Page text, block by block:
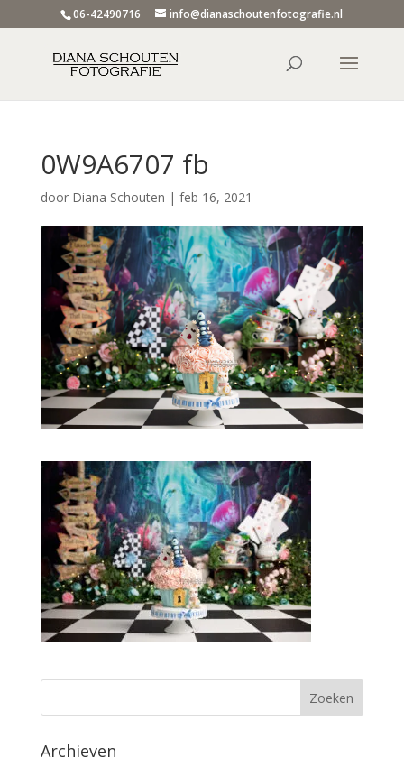
06-42490716 info@dianaschoutenfotografie.nl
0W9A6707 fb
door Diana Schouten | feb 16, 2021
Archieven